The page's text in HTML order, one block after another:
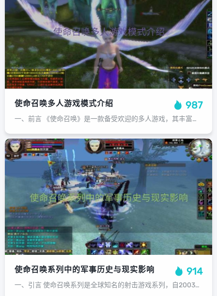
使命召唤多人游戏模式介绍 987
一、前言 《使命召唤》是一款备受欢迎的多人游戏，其丰富的游戏模式为玩家提供了多样的选择。下面我们将详细介绍其中的几种主要模式。二、多人游戏模式介绍 1. 经典爆破模式：在这个模式中，玩家需要摧毁敌方的核心建筑，或占领关键地点...
使命召唤系列中的军事历史与现实影响 914
一、引言 使命召唤系列是全球知名的射击游戏系列，自2003年首款游戏面世以来，已发展为涵盖多个平台的庞大作品集。在这个游戏中，玩家可以体验到现代战争、反恐战争等场景，同时深入了解各种武器装备的使用方法。本文将探讨使命召唤系列...